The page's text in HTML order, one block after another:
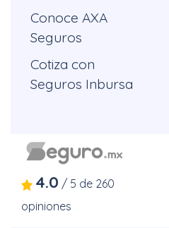
Conoce AXA
Seguros
Cotiza con
Seguros Inbursa
4.0 / 5 de 260
opiniones